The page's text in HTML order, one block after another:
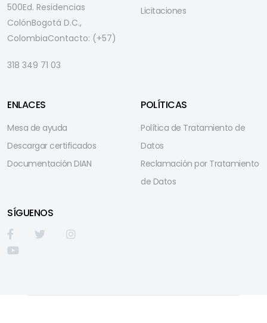
500Ed. Residencias
ColónBogotá D.C.,
ColombiaContacto: (+57)
318 349 71 03
Licitaciones
ENLACES
Mesa de ayuda
Descargar certificados
Documentación DIAN
POLÍTICAS
Política de Tratamiento de
Datos
Reclamación por Tratamiento
de Datos
SÍGUENOS